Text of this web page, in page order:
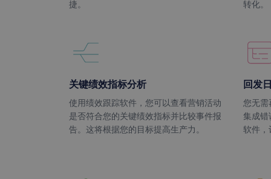
捷。
转化。
关键绩效指标分析
使用绩效跟踪软件，您可以查看营销活动
是否符合您的关键绩效指标并比较事件报
告。这将根据您的目标提高生产力。
回发
您无需
集成错
软件，